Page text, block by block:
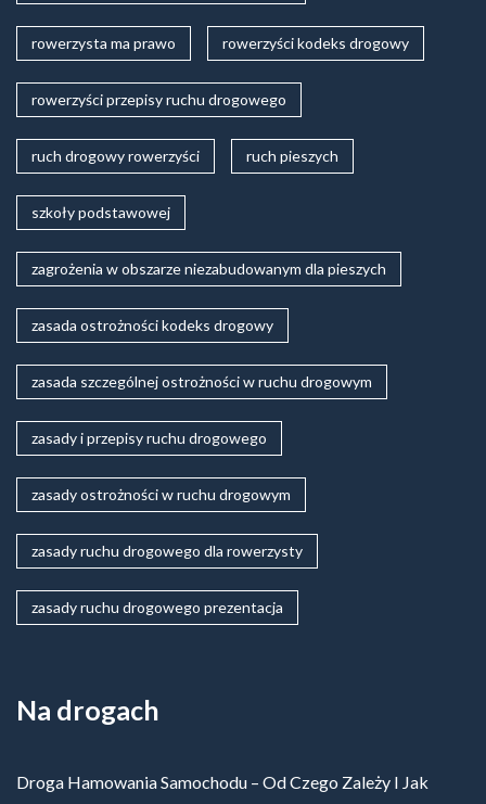
rowerzysta ma prawo rowerzyści kodeks drogowy
rowerzyści przepisy ruchu drogowego
ruch drogowy rowerzyści ruch pieszych
szkoły podstawowej
zagrożenia w obszarze niezabudowanym dla pieszych
zasada ostrożności kodeks drogowy
zasada szczególnej ostrożności w ruchu drogowym
zasady i przepisy ruchu drogowego
zasady ostrożności w ruchu drogowym
zasady ruchu drogowego dla rowerzysty
zasady ruchu drogowego prezentacja
Na drogach
Droga Hamowania Samochodu – Od Czego Zależy I Jak